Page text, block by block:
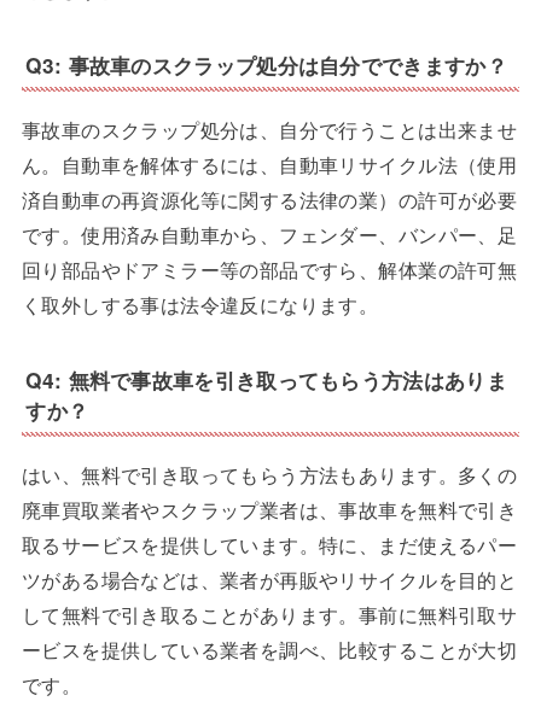
Q3: 事故車のスクラップ処分は自分でできますか？
事故車のスクラップ処分は、自分で行うことは出来ませ
ん。自動車を解体するには、自動車リサイクル法（使用
済自動車の再資源化等に関する法律の業）の許可が必要
です。使用済み自動車から、フェンダー、バンパー、足
回り部品やドアミラー等の部品ですら、解体業の許可無
く取外しする事は法令違反になります。
Q4: 無料で事故車を引き取ってもらう方法はありま
すか？
はい、無料で引き取ってもらう方法もあります。多くの
廃車買取業者やスクラップ業者は、事故車を無料で引き
取るサービスを提供しています。特に、まだ使えるパー
ツがある場合などは、業者が再販やリサイクルを目的と
して無料で引き取ることがあります。事前に無料引取サ
ービスを提供している業者を調べ、比較することが大切
です。